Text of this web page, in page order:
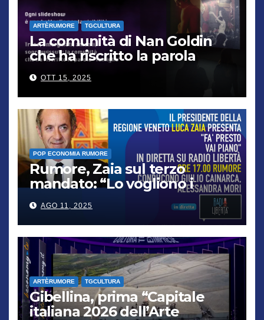
ARTÈRUMORE TGCULTURA
La comunità di Nan Goldin
che ha riscritto la parola
“famiglia”
OTT 15, 2025
POP ECONOMIA RUMORE
Rumore, Zaia sul terzo
mandato: “Lo vogliono i
cittadini, chi non lo capisce
verrà punito”
AGO 11, 2025
ARTÈRUMORE TGCULTURA
Gibellina, prima “Capitale
italiana 2026 dell’Arte